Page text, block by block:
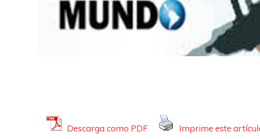
Descarga como PDF Imprime este